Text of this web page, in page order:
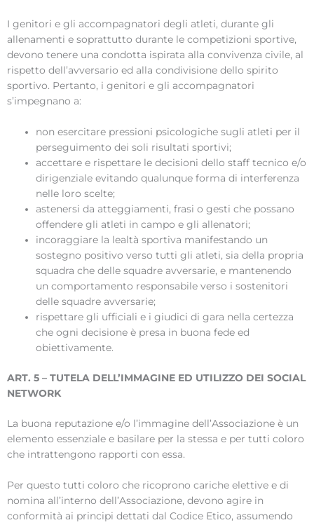
I genitori e gli accompagnatori degli atleti, durante gli
allenamenti e soprattutto durante le competizioni sportive,
devono tenere una condotta ispirata alla convivenza civile, al
rispetto dell’avversario ed alla condivisione dello spirito
sportivo. Pertanto, i genitori e gli accompagnatori
s’impegnano a:
non esercitare pressioni psicologiche sugli atleti per il
perseguimento dei soli risultati sportivi;
accettare e rispettare le decisioni dello staff tecnico e/o
dirigenziale evitando qualunque forma di interferenza
nelle loro scelte;
astenersi da atteggiamenti, frasi o gesti che possano
offendere gli atleti in campo e gli allenatori;
incoraggiare la lealtà sportiva manifestando un
sostegno positivo verso tutti gli atleti, sia della propria
squadra che delle squadre avversarie, e mantenendo
un comportamento responsabile verso i sostenitori
delle squadre avversarie;
rispettare gli ufficiali e i giudici di gara nella certezza
che ogni decisione è presa in buona fede ed
obiettivamente.
ART. 5 – TUTELA DELL’IMMAGINE ED UTILIZZO DEI SOCIAL
NETWORK
La buona reputazione e/o l’immagine dell’Associazione è un
elemento essenziale e basilare per la stessa e per tutti coloro
che intrattengono rapporti con essa.
Per questo tutti coloro che ricoprono cariche elettive e di
nomina all’interno dell’Associazione, devono agire in
conformità ai principi dettati dal Codice Etico, assumendo